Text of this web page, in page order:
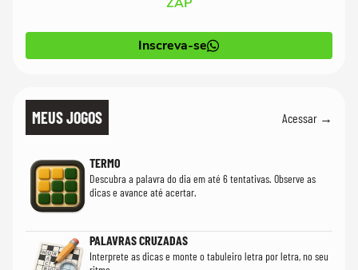
ZAP
Inscreva-se
MEUS JOGOS Acessar →
TERMO
Descubra a palavra do dia em até 6 tentativas. Observe as
dicas e avance até acertar.
PALAVRAS CRUZADAS
Interprete as dicas e monte o tabuleiro letra por letra, no seu